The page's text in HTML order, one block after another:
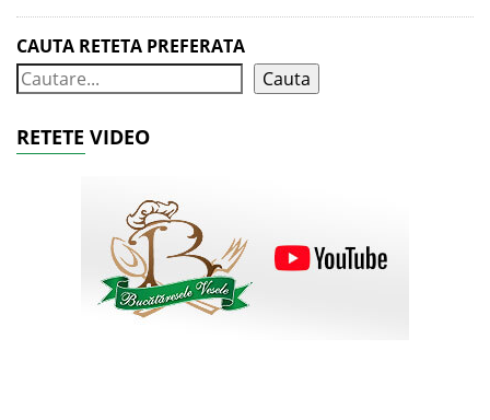
CAUTA RETETA PREFERATA
Cauta
RETETE VIDEO